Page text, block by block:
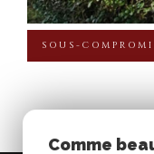
SOUS-
Comme